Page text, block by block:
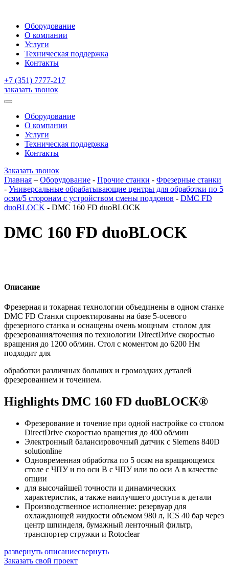
Оборудование
О компании
Услуги
Техническая поддержка
Контакты
+7 (351) 7777-217
заказать звонок
Оборудование
О компании
Услуги
Техническая поддержка
Контакты
Заказать звонок
Главная – Оборудование - Прочие станки - Фрезерные станки
- Универсальные обрабатывающие центры для обработки по 5
осям/5 сторонам с устройством смены поддонов - DMC FD
duoBLOCK - DMC 160 FD duoBLOCK
DMC 160 FD duoBLOCK
Описание
Фрезерная и токарная технологии объединены в одном станке
DMC FD Станки спроектированы на базе 5-осевого
фрезерного станка и оснащены очень мощным столом для
фрезерования/точения по технологии DirectDrive скоростью
вращения до 1200 об/мин. Стол с моментом до 6200 Нм
подходит для
обработки различных больших и громоздких деталей
фрезерованием и точением.
Highlights DMC 160 FD duoBLOCK®
Фрезерование и точение при одной настройке со столом
DirectDrive скоростью вращения до 400 об/мин
Электронный балансировочный датчик с Siemens 840D
solutionline
Одновременная обработка по 5 осям на вращающемся
столе с ЧПУ и по оси B с ЧПУ или по оси A в качестве
опции
для высочайшей точности и динамических
характеристик, а также наилучшего доступа к детали
Производственное исполнение: резервуар для
охлаждающей жидкости объемом 980 л, ICS 40 бар через
центр шпинделя, бумажный ленточный фильтр,
транспортер стружки и Rotoclear
развернуть описаниесвернуть
Заказать свой проект